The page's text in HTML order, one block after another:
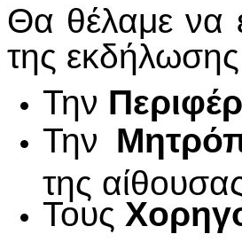
Θα θέλαμε να
της
Την
Την
της
Τους